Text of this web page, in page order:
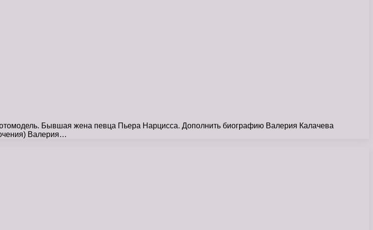
Бывшая жена певца Пьера Нарцисса. Дополнить биографию Валерия Калачева
Валерия…